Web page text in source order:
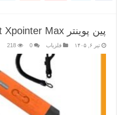
پین پوینتر Quest Xpointer Max
تیر ۶, ۱۴۰۵ فلزیاب 0
218